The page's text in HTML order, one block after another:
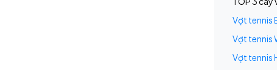
Vợt tennis
Vợt tennis
Vợt tennis